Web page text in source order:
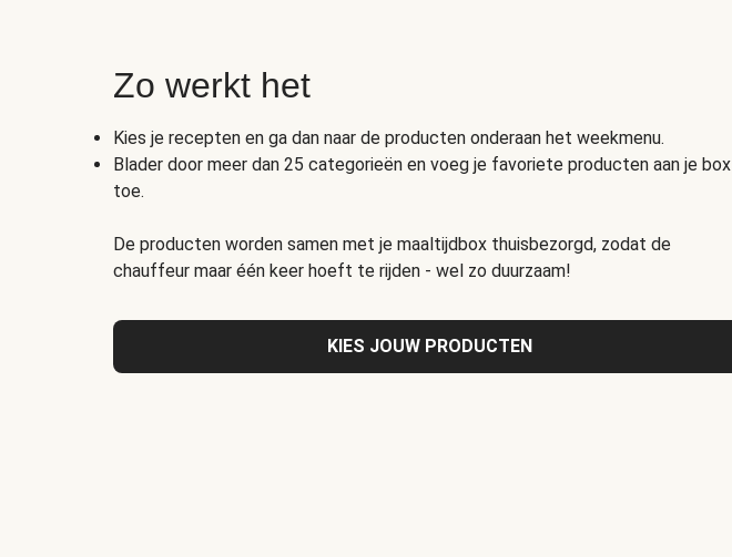
Zo werkt het
Kies je recepten en ga dan naar de producten onderaan het weekmenu.
Blader door meer dan 25 categorieën en voeg je favoriete producten aan je box
toe.
De producten worden samen met je maaltijdbox thuisbezorgd, zodat de
chauffeur maar één keer hoeft te rijden - wel zo duurzaam!
KIES JOUW PRODUCTEN